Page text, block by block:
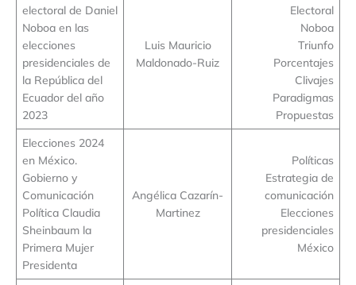
electoral de Daniel
Noboa en las
elecciones
presidenciales de
la República del
Ecuador del año
2023
Luis Mauricio
Maldonado-Ruiz
Electoral
Noboa
Triunfo
Porcentajes
Clivajes
Paradigmas
Propuestas
Elecciones 2024
en México.
Gobierno y
Comunicación
Política Claudia
Sheinbaum la
Primera Mujer
Presidenta
Angélica Cazarín-
Martinez
Políticas
Estrategia de
comunicación
Elecciones
presidenciales
México